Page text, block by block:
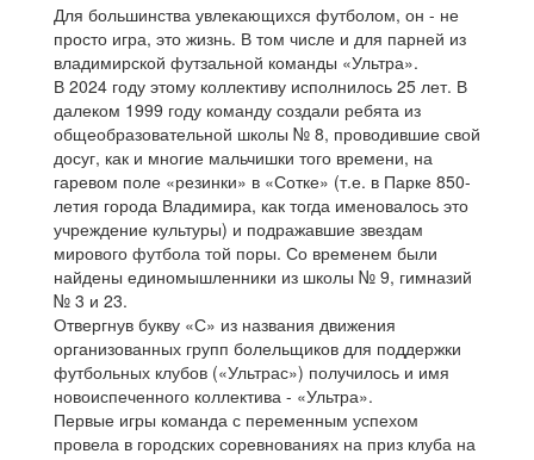
Для большинства увлекающихся футболом, он - не
просто игра, это жизнь. В том числе и для парней из
владимирской футзальной команды «Ультра».
В 2024 году этому коллективу исполнилось 25 лет. В
далеком 1999 году команду создали ребята из
общеобразовательной школы № 8, проводившие свой
досуг, как и многие мальчишки того времени, на
гаревом поле «резинки» в «Сотке» (т.е. в Парке 850-
летия города Владимира, как тогда именовалось это
учреждение культуры) и подражавшие звездам
мирового футбола той поры. Со временем были
найдены единомышленники из школы № 9, гимназий
№ 3 и 23.
Отвергнув букву «С» из названия движения
организованных групп болельщиков для поддержки
футбольных клубов («Ультрас») получилось и имя
новоиспеченного коллектива - «Ультра».
Первые игры команда с переменным успехом
провела в городских соревнованиях на приз клуба на